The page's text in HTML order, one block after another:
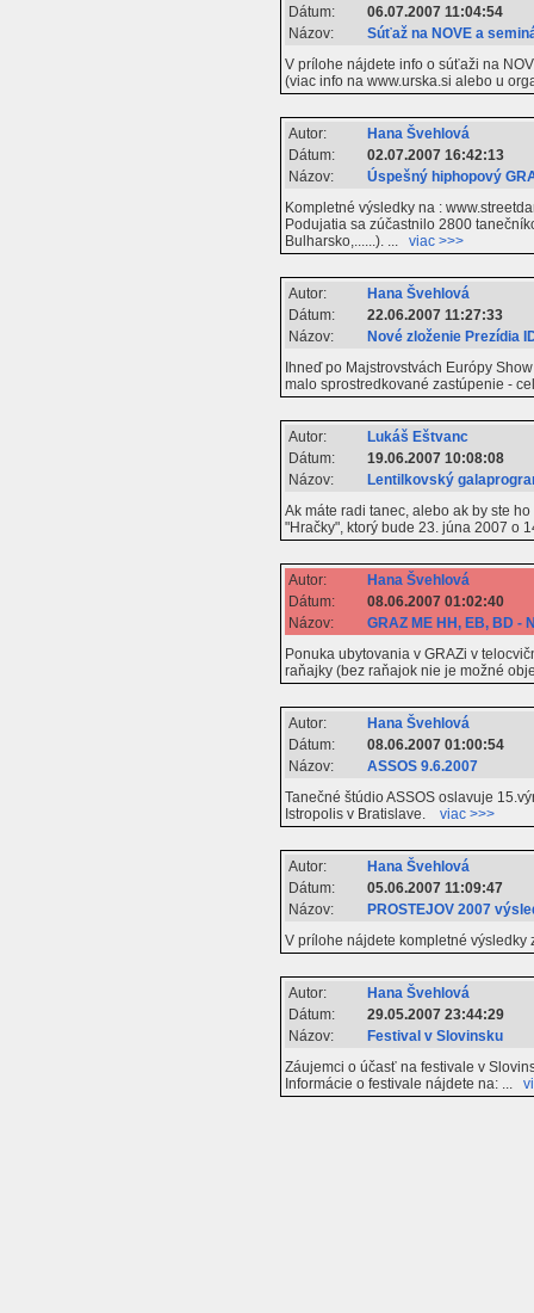
Dátum:
06.07.2007 11:04:54
Názov:
Súťaž na NOVE a
V prílohe nájdete info o súťaži na
(viac info na www.urska.si alebo u
Autor:
Hana Švehlová
Dátum:
02.07.2007 16:42:13
Názov:
Úspešný hiphopový
Kompletné výsledky na :
Podujatia sa zúčastnilo 2800
Bulharsko,......). ...viac >>>
Autor:
Hana Švehlová
Dátum:
22.06.2007 11:27:33
Názov:
Nové zloženie Prezídia
Ihneď po Majstrovstvách Európy
malo sprostredkované zastúpenie -
Autor:
Lukáš Eštvanc
Dátum:
19.06.2007 10:08:08
Názov:
Lentilkovský
Ak máte radi tanec, alebo ak by ste
"Hračky", ktorý bude 23. júna 2007 o
Autor:
Hana Švehlová
Dátum:
08.06.2007 01:02:40
Názov:
GRAZ ME HH, EB, BD -
Ponuka ubytovania v GRAZi v
raňajky (bez raňajok nie je možné
Autor:
Hana Švehlová
Dátum:
08.06.2007 01:00:54
Názov:
ASSOS 9.6.2007
Tanečné štúdio ASSOS oslavuje
Istropolis v Bratislave.viac >>>
Autor:
Hana Švehlová
Dátum:
05.06.2007 11:09:47
Názov:
PROSTEJOV 2007
V prílohe nájdete kompletné
Autor:
Hana Švehlová
Dátum:
29.05.2007 23:44:29
Názov:
Festival v Slovinsku
Záujemci o účasť na festivale v
Informácie o festivale nájdete na: ...